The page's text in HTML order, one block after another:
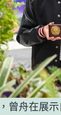
曾舟在展